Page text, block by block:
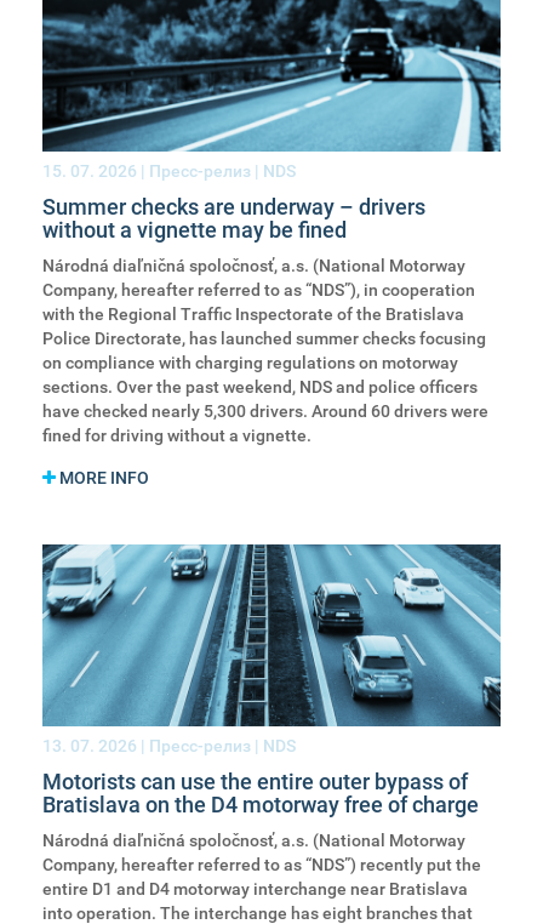
15. 07. 2026 | Пресс-релиз | NDS
Summer checks are underway – drivers
without a vignette may be fined
Národná diaľničná spoločnosť, a.s. (National Motorway
Company, hereafter referred to as “NDS”), in cooperation
with the Regional Traffic Inspectorate of the Bratislava
Police Directorate, has launched summer checks focusing
on compliance with charging regulations on motorway
sections. Over the past weekend, NDS and police officers
have checked nearly 5,300 drivers. Around 60 drivers were
fined for driving without a vignette.
MORE INFO
13. 07. 2026 | Пресс-релиз | NDS
Motorists can use the entire outer bypass of
Bratislava on the D4 motorway free of charge
Národná diaľničná spoločnosť, a.s. (National Motorway
Company, hereafter referred to as “NDS”) recently put the
entire D1 and D4 motorway interchange near Bratislava
into operation. The interchange has eight branches that